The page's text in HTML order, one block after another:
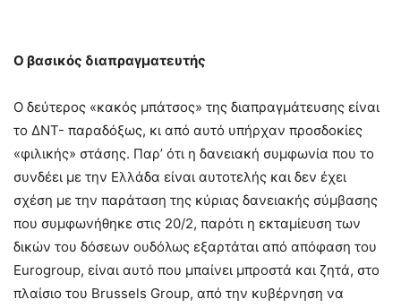
Ο βασικός διαπραγματευτής
Ο δεύτερος «κακός μπάτσος» της διαπραγμάτευσης είναι
το ΔΝΤ- παραδόξως, κι από αυτό υπήρχαν προσδοκίες
«φιλικής» στάσης. Παρ’ ότι η δανειακή συμφωνία που το
συνδέει με την Ελλάδα είναι αυτοτελής και δεν έχει
σχέση με την παράταση της κύριας δανειακής σύμβασης
που συμφωνήθηκε στις 20/2, παρότι η εκταμίευση των
δικών του δόσεων ουδόλως εξαρτάται από απόφαση του
Eurogroup, είναι αυτό που μπαίνει μπροστά και ζητά, στο
πλαίσιο του Brussels Group, από την κυβέρνηση να